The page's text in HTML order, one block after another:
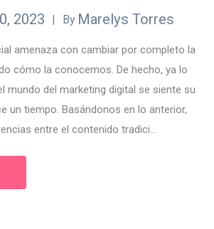
2023 By Marelys Torres
amenaza con cambiar por completo la
cómo la conocemos. De hecho, ya lo
mundo del marketing digital se siente su
un tiempo. Basándonos en lo anterior,
entre el contenido tradici...